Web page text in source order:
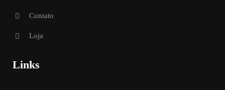
Contato
Loja
Links